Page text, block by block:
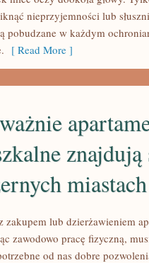
nieprzyjemności lub
pobudzane w każdym
[ Read More ]
miastach
zakupem lub dzierżawieniem
zawodowo pracę fizyczną,
od nas dobre